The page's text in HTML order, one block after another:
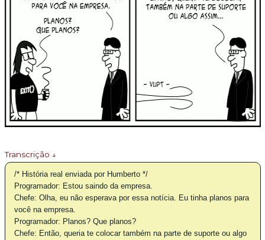
Transcrição ↓
/* História real enviada por Humberto */
Programador: Estou saindo da empresa.
Chefe: Olha, eu não esperava por essa notícia. Eu tinha planos para
você na empresa.
Programador: Planos? Que planos?
Chefe: Então, queria te colocar também na parte de suporte ou algo